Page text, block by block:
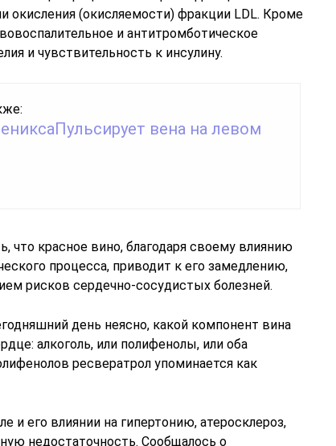
окисления (окисляемости) фракции LDL. Кроме
и антитромботическое
и чувствительность к инсулину.
вена на левом
что красное вино, благодаря своему влиянию
процесса, приводит к его замедлению,
рисков сердечно-сосудистых болезней.
день неясно, какой компонент вина
алкоголь, или полифенолы, или оба
ресвератрол упоминается как
и его влиянии на гипертонию, атеросклероз,
недостаточность. Сообщалось о